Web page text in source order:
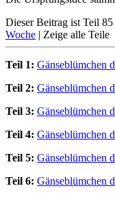
Dieser Beitrag ist Teil
Woche | Zeige alle Teile
Teil 1: Gänseblümchen
Teil 2: Gänseblümchen
Teil 3: Gänseblümchen
Teil 4: Gänseblümchen
Teil 5: Gänseblümchen
Teil 6: Gänseblümchen